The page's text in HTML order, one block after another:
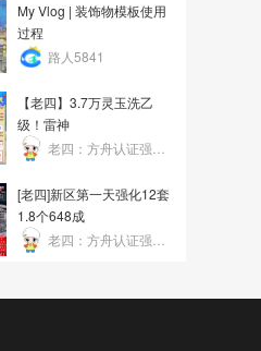
My Vlog | 装饰物模板使用
过程
路人5841
【老四】3.7万灵玉洗乙
级！雷神
[老四]新区第一天强化12套
1.8个648成